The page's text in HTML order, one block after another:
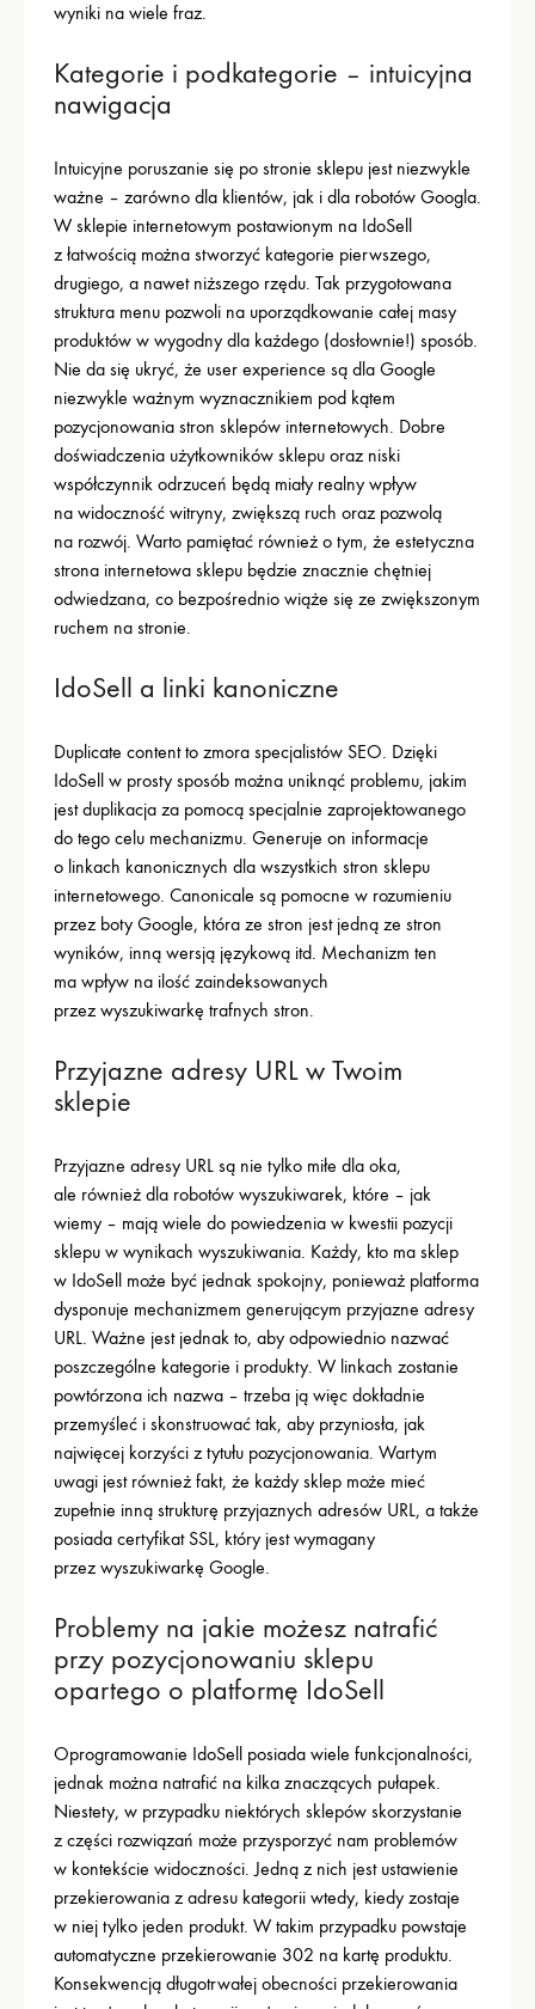
wyniki na wiele fraz.
Kategorie i podkategorie – intuicyjna
nawigacja
Intuicyjne poruszanie się po stronie sklepu jest niezwykle
ważne – zarówno dla klientów, jak i dla robotów Googla.
W sklepie internetowym postawionym na IdoSell
z łatwością można stworzyć kategorie pierwszego,
drugiego, a nawet niższego rzędu. Tak przygotowana
struktura menu pozwoli na uporządkowanie całej masy
produktów w wygodny dla każdego (dosłownie!) sposób.
Nie da się ukryć, że user experience są dla Google
niezwykle ważnym wyznacznikiem pod kątem
pozycjonowania stron sklepów internetowych. Dobre
doświadczenia użytkowników sklepu oraz niski
współczynnik odrzuceń będą miały realny wpływ
na widoczność witryny, zwiększą ruch oraz pozwolą
na rozwój. Warto pamiętać również o tym, że estetyczna
strona internetowa sklepu będzie znacznie chętniej
odwiedzana, co bezpośrednio wiąże się ze zwiększonym
ruchem na stronie.
IdoSell a linki kanoniczne
Duplicate content to zmora specjalistów SEO. Dzięki
IdoSell w prosty sposób można uniknąć problemu, jakim
jest duplikacja za pomocą specjalnie zaprojektowanego
do tego celu mechanizmu. Generuje on informacje
o linkach kanonicznych dla wszystkich stron sklepu
internetowego. Canonicale są pomocne w rozumieniu
przez boty Google, która ze stron jest jedną ze stron
wyników, inną wersją językową itd. Mechanizm ten
ma wpływ na ilość zaindeksowanych
przez wyszukiwarkę trafnych stron.
Przyjazne adresy URL w Twoim
sklepie
Przyjazne adresy URL są nie tylko miłe dla oka,
ale również dla robotów wyszukiwarek, które – jak
wiemy – mają wiele do powiedzenia w kwestii pozycji
sklepu w wynikach wyszukiwania. Każdy, kto ma sklep
w IdoSell może być jednak spokojny, ponieważ platforma
dysponuje mechanizmem generującym przyjazne adresy
URL. Ważne jest jednak to, aby odpowiednio nazwać
poszczególne kategorie i produkty. W linkach zostanie
powtórzona ich nazwa – trzeba ją więc dokładnie
przemyśleć i skonstruować tak, aby przyniosła, jak
najwięcej korzyści z tytułu pozycjonowania. Wartym
uwagi jest również fakt, że każdy sklep może mieć
zupełnie inną strukturę przyjaznych adresów URL, a także
posiada certyfikat SSL, który jest wymagany
przez wyszukiwarkę Google.
Problemy na jakie możesz natrafić
przy pozycjonowaniu sklepu
opartego o platformę IdoSell
Oprogramowanie IdoSell posiada wiele funkcjonalności,
jednak można natrafić na kilka znaczących pułapek.
Niestety, w przypadku niektórych sklepów skorzystanie
z części rozwiązań może przysporzyć nam problemów
w kontekście widoczności. Jedną z nich jest ustawienie
przekierowania z adresu kategorii wtedy, kiedy zostaje
w niej tylko jeden produkt. W takim przypadku powstaje
automatyczne przekierowanie 302 na kartę produktu.
Konsekwencją długotrwałej obecności przekierowania